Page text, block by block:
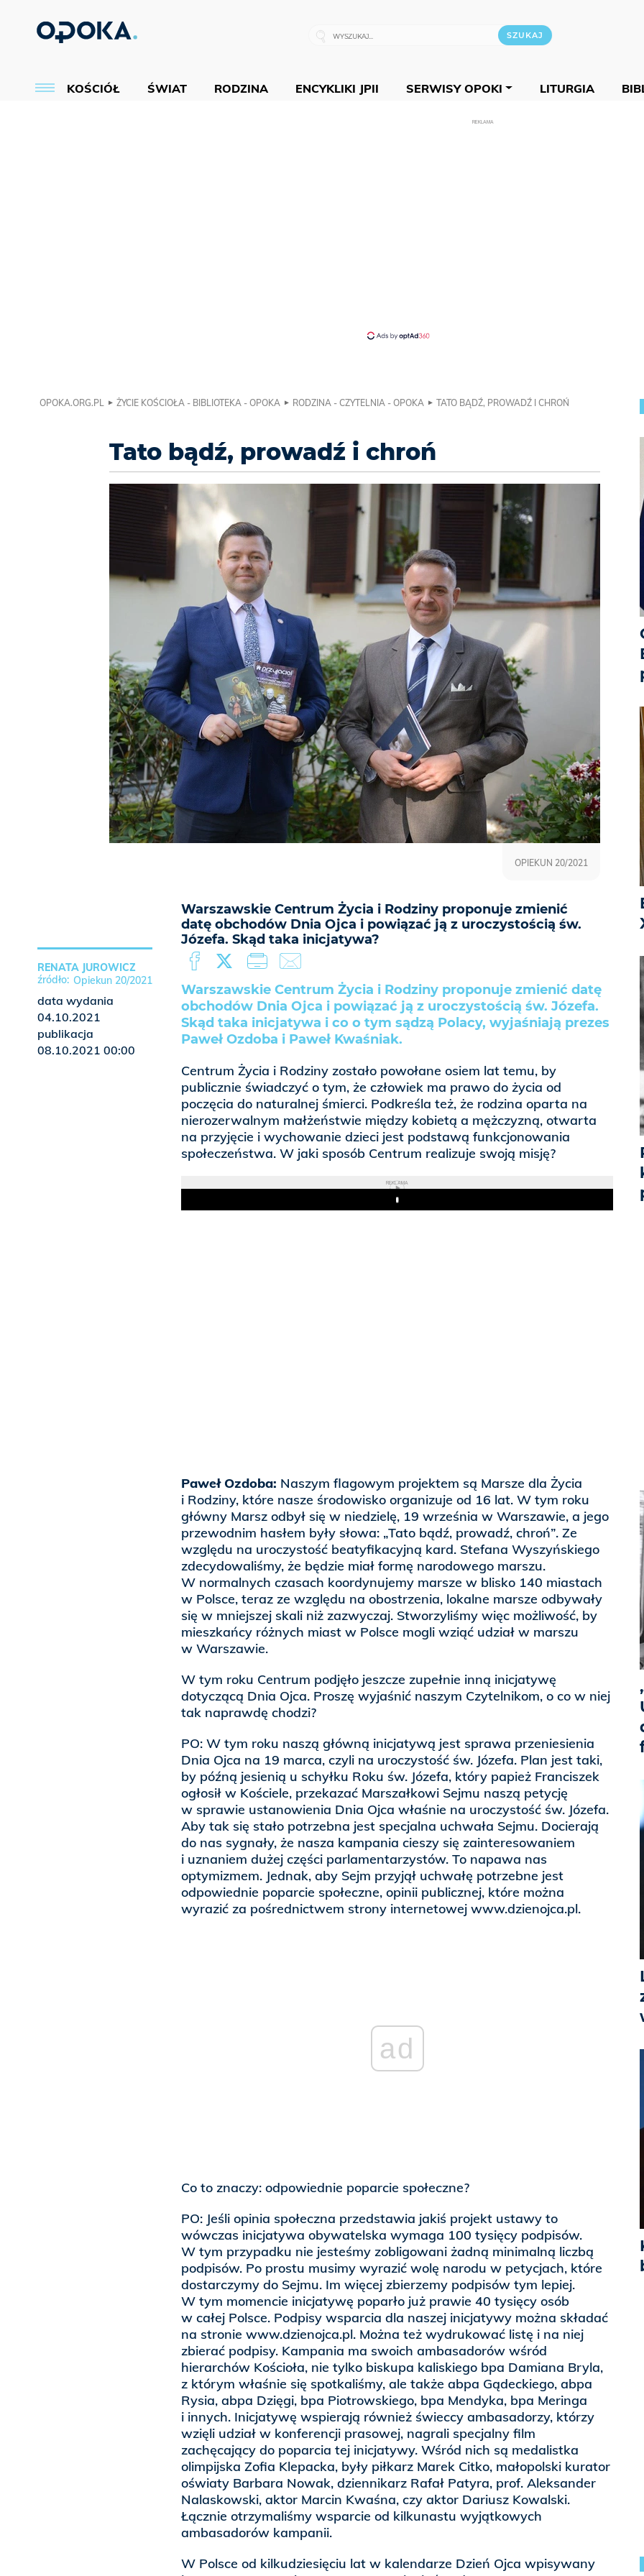
KOŚCIÓŁ ŚWIAT RODZINA ENCYKLIKI JPII SERWISY OPOKI LITURGIA
REKLAMA
OPOKA.ORG.PL ŻYCIE KOŚCIOŁA - BIBLIOTEKA - OPOKA RODZINA - CZYTELNIA - OPOKA TATO BĄDŹ, PROWADŹ I CHROŃ
Tato bądź, prowadź i chroń
Warszawskie Centrum Życia i Rodziny proponuje zmienić
datę obchodów Dnia Ojca i powiązać ją z uroczystością św.
Józefa. Skąd taka inicjatywa?
OPIEKUN 20/2021
Warszawskie Centrum Życia i Rodziny proponuje zmienić datę
obchodów Dnia Ojca i powiązać ją z uroczystością św. Józefa.
Skąd taka inicjatywa i co o tym sądzą Polacy, wyjaśniają prezes
Paweł Ozdoba i Paweł Kwaśniak.
Centrum Życia i Rodziny zostało powołane osiem lat temu, by
publicznie świadczyć o tym, że człowiek ma prawo do życia od
poczęcia do naturalnej śmierci. Podkreśla też, że rodzina oparta na
nierozerwalnym małżeństwie między kobietą a mężczyzną, otwarta
na przyjęcie i wychowanie dzieci jest podstawą funkcjonowania
społeczeństwa. W jaki sposób Centrum realizuje swoją misję?
REKLAMA
Play
Paweł Ozdoba: Naszym flagowym projektem są Marsze dla Życia
i Rodziny, które nasze środowisko organizuje od 16 lat. W tym roku
główny Marsz odbył się w niedzielę, 19 września w Warszawie, a jego
przewodnim hasłem były słowa: „Tato bądź, prowadź, chroń”. Ze
względu na uroczystość beatyfikacyjną kard. Stefana Wyszyńskiego
zdecydowaliśmy, że będzie miał formę narodowego marszu.
W normalnych czasach koordynujemy marsze w blisko 140 miastach
w Polsce, teraz ze względu na obostrzenia, lokalne marsze odbywały
się w mniejszej skali niż zazwyczaj. Stworzyliśmy więc możliwość, by
mieszkańcy różnych miast w Polsce mogli wziąć udział w marszu
w Warszawie.
W tym roku Centrum podjęło jeszcze zupełnie inną inicjatywę
dotyczącą Dnia Ojca. Proszę wyjaśnić naszym Czytelnikom, o co w niej
tak naprawdę chodzi?
PO: W tym roku naszą główną inicjatywą jest sprawa przeniesienia
Dnia Ojca na 19 marca, czyli na uroczystość św. Józefa. Plan jest taki,
by późną jesienią u schyłku Roku św. Józefa, który papież Franciszek
ogłosił w Kościele, przekazać Marszałkowi Sejmu naszą petycję
w sprawie ustanowienia Dnia Ojca właśnie na uroczystość św. Józefa.
Aby tak się stało potrzebna jest specjalna uchwała Sejmu. Docierają
do nas sygnały, że nasza kampania cieszy się zainteresowaniem
i uznaniem dużej części parlamentarzystów. To napawa nas
optymizmem. Jednak, aby Sejm przyjął uchwałę potrzebne jest
odpowiednie poparcie społeczne, opinii publicznej, które można
wyrazić za pośrednictwem strony internetowej www.dzienojca.pl.
ad
Co to znaczy: odpowiednie poparcie społeczne?
PO: Jeśli opinia społeczna przedstawia jakiś projekt ustawy to
wówczas inicjatywa obywatelska wymaga 100 tysięcy podpisów.
W tym przypadku nie jesteśmy zobligowani żadną minimalną liczbą
podpisów. Po prostu musimy wyrazić wolę narodu w petycjach, które
dostarczymy do Sejmu. Im więcej zbierzemy podpisów tym lepiej.
W tym momencie inicjatywę poparło już prawie 40 tysięcy osób
w całej Polsce. Podpisy wsparcia dla naszej inicjatywy można składać
na stronie www.dzienojca.pl. Można też wydrukować listę i na niej
zbierać podpisy. Kampania ma swoich ambasadorów wśród
hierarchów Kościoła, nie tylko biskupa kaliskiego bpa Damiana Bryla,
z którym właśnie się spotkaliśmy, ale także abpa Gądeckiego, abpa
Rysia, abpa Dzięgi, bpa Piotrowskiego, bpa Mendyka, bpa Meringa
i innych. Inicjatywę wspierają również świeccy ambasadorzy, którzy
wzięli udział w konferencji prasowej, nagrali specjalny film
zachęcający do poparcia tej inicjatywy. Wśród nich są medalistka
olimpijska Zofia Klepacka, były piłkarz Marek Citko, małopolski kurator
oświaty Barbara Nowak, dziennikarz Rafał Patyra, prof. Aleksander
Nalaskowski, aktor Marcin Kwaśna, czy aktor Dariusz Kowalski.
Łącznie otrzymaliśmy wsparcie od kilkunastu wyjątkowych
ambasadorów kampanii.
W Polsce od kilkudziesięciu lat w kalendarze Dzień Ojca wpisywany
RENATA JUROWICZ
Opiekun 20/2021
data wydania
04.10.2021
publikacja
08.10.2021 00:00